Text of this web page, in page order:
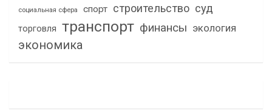
социальная сфера спорт строительство суд
торговля транспорт финансы экология
экономика